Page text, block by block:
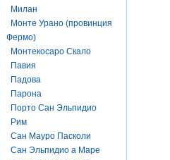
Милан
Монте Урано (провинция
Фермо)
Монтекосаро Скало
Павия
Падова
Парона
Порто Сан Эльпидио
Рим
Сан Мауро Пасколи
Сан Эльпидио а Маре